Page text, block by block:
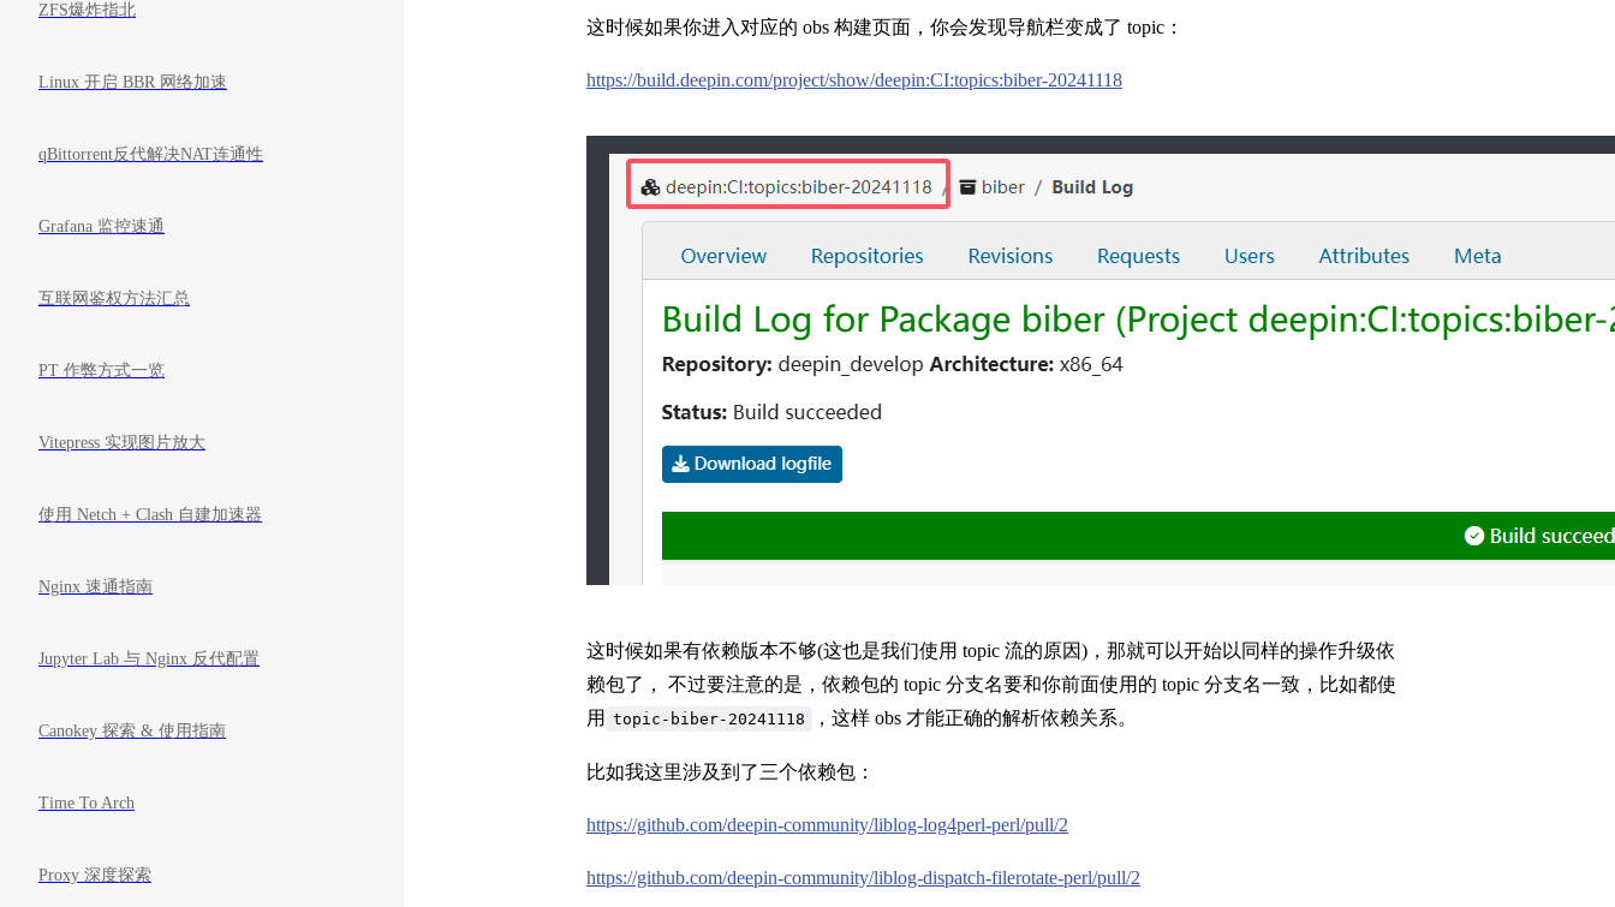
ZFS爆炸指北
Linux 开启 BBR 网络加速
qBittorrent反代解决NAT连通性
Grafana 监控速通
互联网鉴权方法汇总
PT 作弊方式一览
Vitepress 实现图片放大
使用 Netch + Clash 自建加速器
Nginx 速通指南
Jupyter Lab 与 Nginx 反代配置
Canokey 探索 & 使用指南
Time To Arch
Proxy 深度探索
这时候如果你进入对应的 obs 构建页面，你会发现导航栏变成了 topic：
https://build.deepin.com/project/show/deepin:CI:topics:biber-20241118
这时候如果有依赖版本不够(这也是我们使用 topic 流的原因)，那就可以开始以同样的操作升级依
赖包了， 不过要注意的是，依赖包的 topic 分支名要和你前面使用的 topic 分支名一致，比如都使
用 topic-biber-20241118 ，这样 obs 才能正确的解析依赖关系。
比如我这里涉及到了三个依赖包：
https://github.com/deepin-community/liblog-log4perl-perl/pull/2
https://github.com/deepin-community/liblog-dispatch-filerotate-perl/pull/2